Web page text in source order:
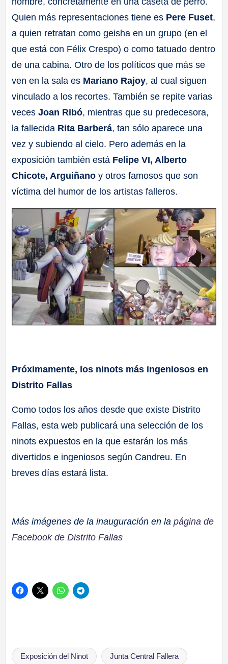
Quien más representaciones tiene es Pere Fuset,
a quien retratan como geisha en un grupo (en el
que está con Félix Crespo) o como tatuado dentro
de una cabina. Otro de los políticos que más se
ven en la sala es Mariano Rajoy, al cual siguen
vinculado a los recortes. También se repite varias
vecesJoan Ribó, mientras que su predecesora,
la fallecida Rita Barberá, tan sólo aparece una
vez y subiendo al cielo. Pero además en la
exposición también está Felipe VI, Alberto
Chicote, Arguiñano y otros famosos que son
víctima del humor de los artistas falleros.
Próximamente, los ninots más ingeniosos en
Distrito Fallas
Como todos los años desde que existe Distrito
Fallas, esta web publicará una selección de los
ninots expuestos en la que estarán los más
divertidos e ingeniosos según Candreu. En
breves días estará lista.
Más imágenes de la inauguración en lapágina de
Facebook de Distrito Fallas
Etiquetas:
Exposición del Ninot Junta Central Fallera